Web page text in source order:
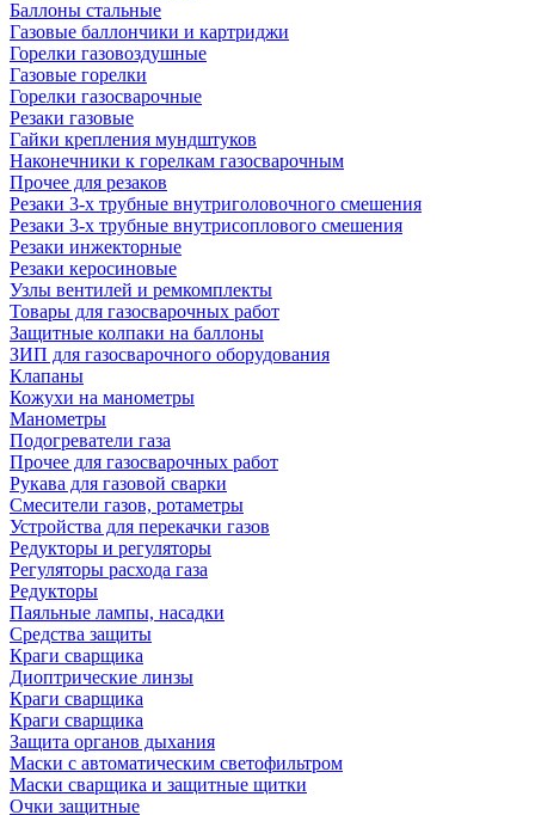
Баллоны стальные
Газовые баллончики и картриджи
Горелки газовоздушные
Газовые горелки
Горелки газосварочные
Резаки газовые
Гайки крепления мундштуков
Наконечники к горелкам газосварочным
Прочее для резаков
Резаки 3-х трубные внутриголовочного смешения
Резаки 3-х трубные внутрисоплового смешения
Резаки инжекторные
Резаки керосиновые
Узлы вентилей и ремкомплекты
Товары для газосварочных работ
Защитные колпаки на баллоны
ЗИП для газосварочного оборудования
Клапаны
Кожухи на манометры
Манометры
Подогреватели газа
Прочее для газосварочных работ
Рукава для газовой сварки
Смесители газов, ротаметры
Устройства для перекачки газов
Редукторы и регуляторы
Регуляторы расхода газа
Редукторы
Паяльные лампы, насадки
Средства защиты
Краги сварщика
Диоптрические линзы
Краги сварщика
Краги сварщика
Защита органов дыхания
Маски с автоматическим светофильтром
Маски сварщика и защитные щитки
Очки защитные